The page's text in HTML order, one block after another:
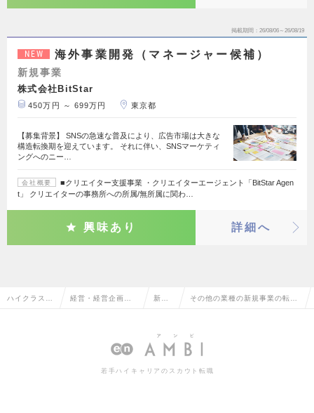
掲載期間 26/08/06～26/08/19
NEW 海外事業開発（マネージャー候補）
新規事業
株式会社BitStar
450万円 ～ 699万円 東京都
【募集背景】 SNSの急速な普及により、広告市場は大きな
構造転換期を迎えています。 それに伴い、SNSマーケティ
ングへのニー…
会社概要
■クリエイター支援事業 ・クリエイターエージェント「BitStar Agen
t」 クリエイターの事務所への所属/無所属に関わ…
興味あり 詳細へ
ハイクラス求 経営・経営企画・ 新規 その他の業種の新規事業の転
若手ハイキャリアのスカウト転職